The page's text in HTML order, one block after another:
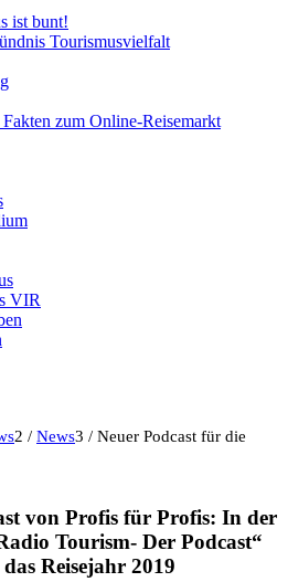
ist bunt!
Tourismusvielfalt
zum Online-Reisemarkt
VIR
2 / News3 / Neuer Podcast für die
von Profis für Profis: In der
Tourism- Der Podcast“
Reisejahr 2019